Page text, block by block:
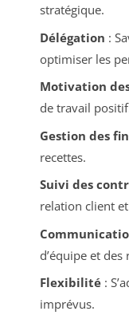
stratégique.
Délégation :
optimiser les
Motivation
de travail
Gestion des
recettes.
Suivi des
relation client
d’équipe et des
Flexibilité:
imprévus.